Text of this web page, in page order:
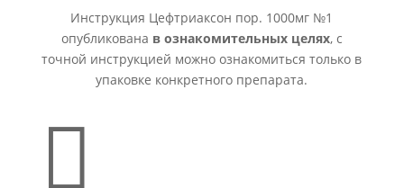
Инструкция Цефтриаксон пор. 1000мг №1
опубликована в ознакомительных целях, с
точной инструкцией можно ознакомиться только в
упаковке конкретного препарата.
